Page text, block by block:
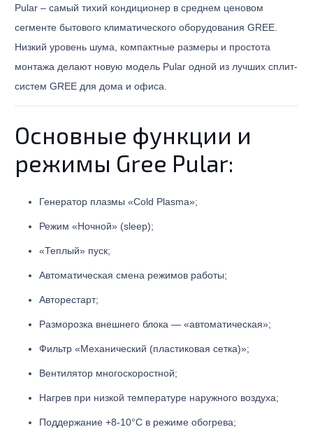
Pular – самый тихий кондиционер в среднем ценовом
сегменте бытового климатического оборудования GREE.
Низкий уровень шума, компактные размеры и простота
монтажа делают новую модель Pular одной из лучших сплит-
систем GREE для дома и офиса.
Основные функции и
режимы Gree Pular:
Генератор плазмы «Cold Plasma»;
Режим «Ночной» (sleep);
«Теплый» пуск;
Автоматическая смена режимов работы;
Авторестарт;
Разморозка внешнего блока — «автоматическая»;
Фильтр «Механический (пластиковая сетка)»;
Вентилятор многоскоростной;
Нагрев при низкой температуре наружного воздуха;
Поддержание +8-10°С в режиме обогрева;